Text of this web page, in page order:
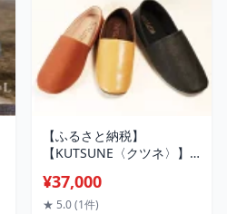
【ふるさと納税】
【KUTSUNE〈クツネ〉】
ブーシュタイプ）スリッパ
室内履き バブーシュ 選べ
¥37,000
★ 5.0 (1件)